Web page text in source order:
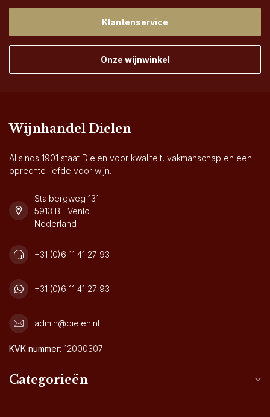
Klantenservice
Onze wijnwinkel
Wijnhandel Dielen
Al sinds 1901 staat Dielen voor kwaliteit, vakmanschap en een
oprechte liefde voor wijn.
Stalbergweg 131
5913 BL Venlo
Nederland
+31 (0)6 11 41 27 93
+31 (0)6 11 41 27 93
admin@dielen.nl
KVK nummer: 12000307
Categorieën